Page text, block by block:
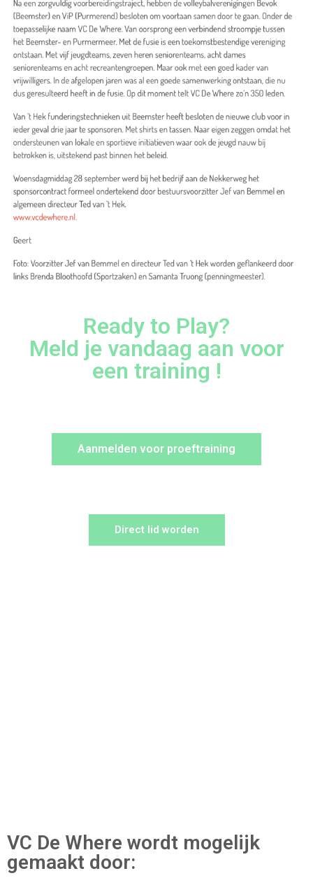
Ready to Play?
Meld je vandaag aan voor
een training !
Aanmelden voor proeftraining
Direct lid worden
VC De Where wordt mogelijk
gemaakt door: